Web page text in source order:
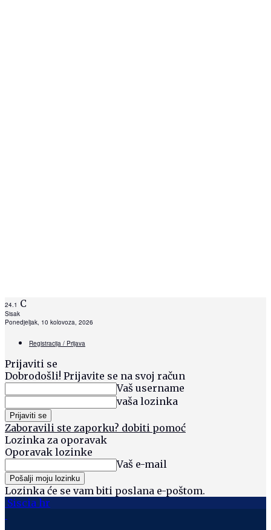
24.1 C
Sisak
Ponedjeljak, 10 kolovoza, 2026
Registracija / Prijava
Prijaviti se
Dobrodošli! Prijavite se na svoj račun
Vaš username
vaša lozinka
Zaboravili ste zaporku? dobiti pomoć
Lozinka za oporavak
Oporavak lozinke
Vaš e-mail
Lozinka će se vam biti poslana e-poštom.
Siscia hr